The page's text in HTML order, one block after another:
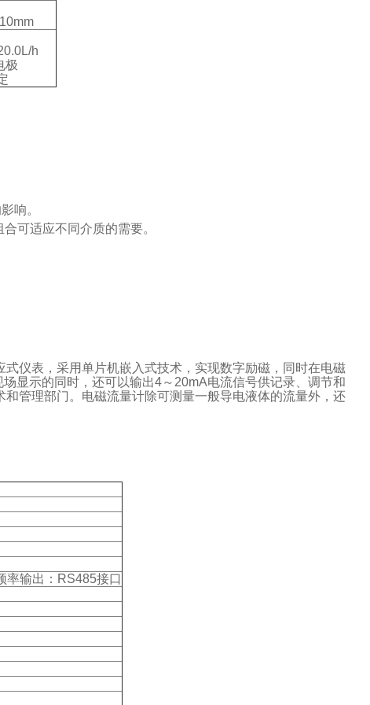
h
极
响。
可适应不同介质的需要。
仪表，采用单片机嵌入式技术，实现数字励磁，同时在电磁
显示的同时，还可以输出4～20mA电流信号供记录、调节和
管理部门。电磁流量计除可测量一般导电液体的流量外，还
率输出：RS485接口